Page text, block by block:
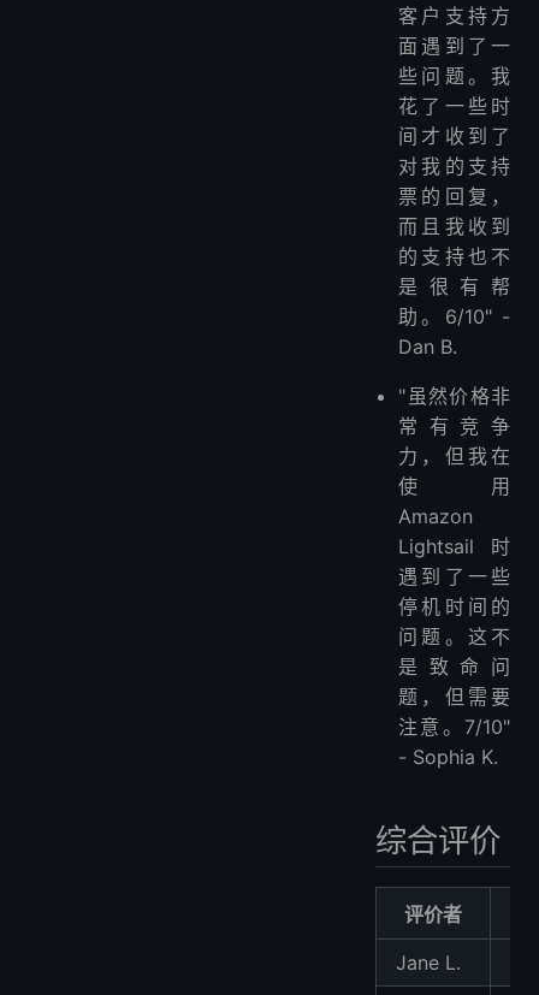
客户支持方
面遇到了一
些问题。我
花了一些时
间才收到了
对我的支持
票的回复，
而且我收到
的支持也不
是很有帮
助。6/10" -
Dan B.
"虽然价格非
常有竞争
力，但我在
使用
Amazon
Lightsail时
遇到了一些
停机时间的
问题。这不
是致命问
题，但需要
注意。7/10"
- Sophia K.
综合评价
评价者
Jane L.